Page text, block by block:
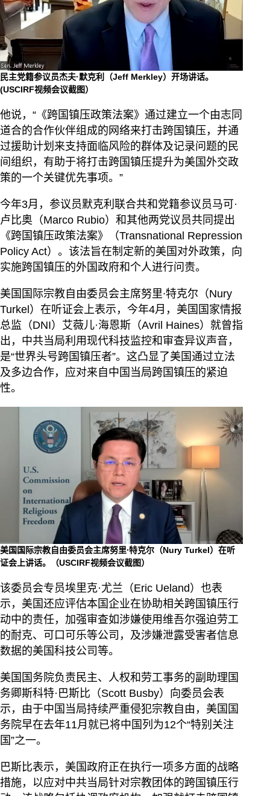
民主党籍参议员杰夫·默克利（Jeff Merkley）开场讲话。
(USCIRF视频会议截图）
他说，“《跨国镇压政策法案》通过建立一个由志同
道合的合作伙伴组成的网络来打击跨国镇压，并通
过援助计划来支持面临风险的群体及记录问题的民
间组织，有助于将打击跨国镇压提升为美国外交政
策的一个关键优先事项。”
今年3月，参议员默克利联合共和党籍参议员马可·
卢比奥（Marco Rubio）和其他两党议员共同提出
《跨国镇压政策法案》（Transnational Repression
Policy Act）。该法旨在制定新的美国对外政策，向
实施跨国镇压的外国政府和个人进行问责。
美国国际宗教自由委员会主席努里∙特克尔（Nury
Turkel）在听证会上表示，今年4月，美国国家情报
总监（DNI）艾薇儿·海恩斯（Avril Haines）就曾指
出，中共当局利用现代科技监控和审查异议声音，
是“世界头号跨国镇压者”。这凸显了美国通过立法
及多边合作，应对来自中国当局跨国镇压的紧迫
性。
美国国际宗教自由委员会主席努里∙特克尔（Nury Turkel）在听
证会上讲话。（USCIRF视频会议截图）
该委员会专员埃里克·尤兰（Eric Ueland）也表
示，美国还应评估本国企业在协助相关跨国镇压行
动中的责任，加强审查如涉嫌使用维吾尔强迫劳工
的耐克、可口可乐等公司，及涉嫌泄露受害者信息
数据的美国科技公司等。
美国国务院负责民主、人权和劳工事务的副助理国
务卿斯科特·巴斯比（Scott Busby）向委员会表
示，由于中国当局持续严重侵犯宗教自由，美国国
务院早在去年11月就已将中国列为12个“特别关注
国”之一。
巴斯比表示，美国政府正在执行一项多方面的战略
措施，以应对中共当局针对宗教团体的跨国镇压行